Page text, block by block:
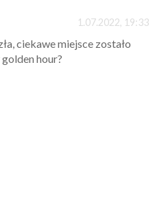
1.07.2022, 19:33
ciekawe miejsce zostało
hour?